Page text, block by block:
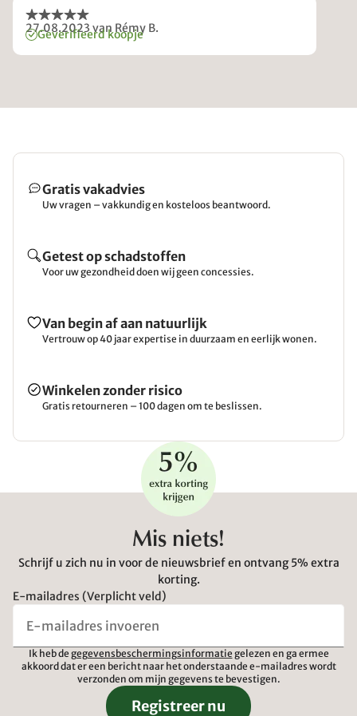
27.08.2023 van Rémy B.
Geverifieerd koopje
Gratis vakadvies
Uw vragen – vakkundig en kosteloos beantwoord.
Getest op schadstoffen
Voor uw gezondheid doen wij geen concessies.
Van begin af aan natuurlijk
Vertrouw op 40 jaar expertise in duurzaam en eerlijk wonen.
Winkelen zonder risico
Gratis retourneren – 100 dagen om te beslissen.
Mis niets!
Schrijf u zich nu in voor de nieuwsbrief en ontvang 5% extra
korting.
E-mailadres (Verplicht veld)
Ik heb de gegevensbeschermingsinformatie gelezen en ga ermee
akkoord dat er een bericht naar het onderstaande e-mailadres wordt
verzonden om mijn gegevens te bevestigen.
Registreer nu